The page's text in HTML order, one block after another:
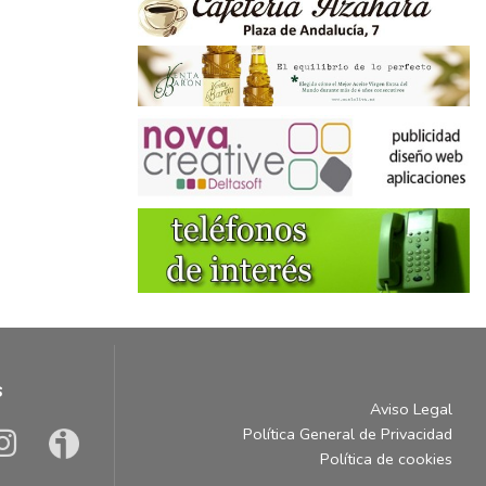
Aviso Legal
Política General de Privacidad
Política de cookies